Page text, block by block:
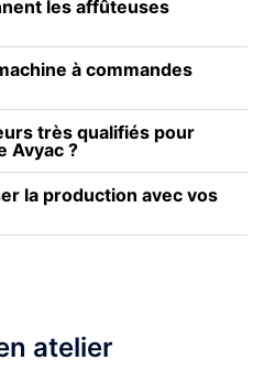
les affûteuses
à commandes
très qualifiés pour
Avyac ?
la production avec vos
atelier